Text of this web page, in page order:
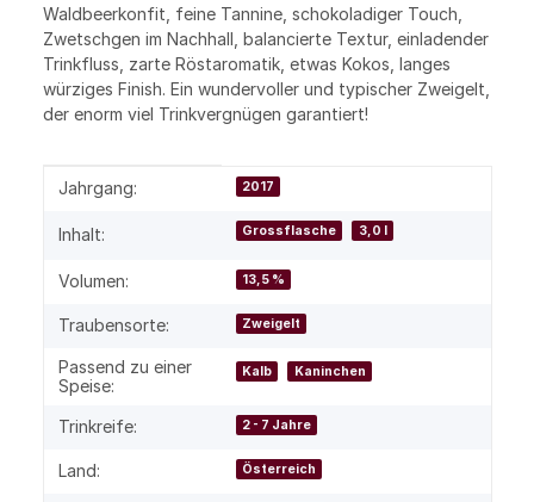
Waldbeerkonfit, feine Tannine, schokoladiger Touch,
Zwetschgen im Nachhall, balancierte Textur, einladender
Trinkfluss, zarte Röstaromatik, etwas Kokos, langes
würziges Finish. Ein wundervoller und typischer Zweigelt,
der enorm viel Trinkvergnügen garantiert!
Produkteigenschaft
Wert
Jahrgang: 2017
Inhalt: Grossflasche 3,0 l
Volumen: 13,5 %
Traubensorte: Zweigelt
Passend zu einer
Speise:
Kalb Kaninchen
Trinkreife: 2 - 7 Jahre
Land: Österreich